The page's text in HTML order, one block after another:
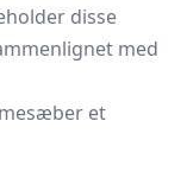
disse
med
et